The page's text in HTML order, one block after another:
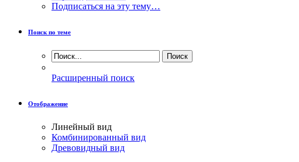
Подписаться на эту тему…
Поиск по теме
Расширенный поиск
Отображение
Линейный вид
Комбинированный вид
Древовидный вид